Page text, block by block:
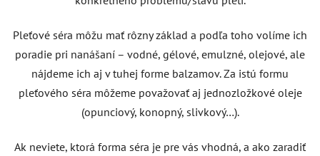
Pleťové séra môžu mať rôzny základ a podľa toho volíme ich
poradie pri nanášaní – vodné, gélové, emulzné, olejové, ale
nájdeme ich aj v tuhej forme balzamov. Za istú formu
pleťového séra môžeme považovať aj jednozložkové oleje
(opunciový, konopný, slivkový…).
Ak neviete, ktorá forma séra je pre vás vhodná, a ako zaradiť